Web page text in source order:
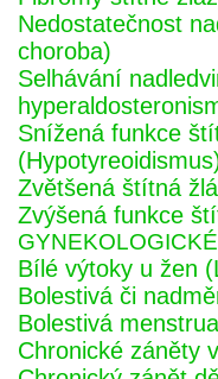
Nedostatečnost
choroba)
Selhávání
Snížená funkce
Zvětšená štítná
Zvýšená funkce
Bílé výtoky u žen
Bolestivá či
Bolestivá
Chronické záněty